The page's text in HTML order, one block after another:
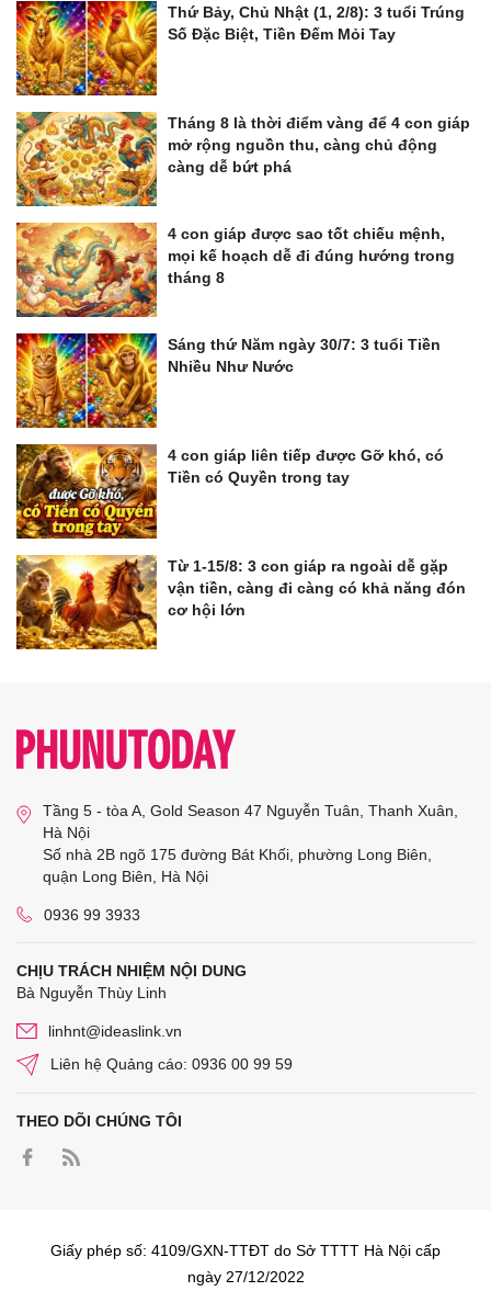
Thứ Bảy, Chủ Nhật (1, 2/8): 3 tuổi Trúng
Số Đặc Biệt, Tiền Đếm Mỏi Tay
Tháng 8 là thời điểm vàng để 4 con giáp
mở rộng nguồn thu, càng chủ động
càng dễ bứt phá
4 con giáp được sao tốt chiếu mệnh,
mọi kế hoạch dễ đi đúng hướng trong
tháng 8
Sáng thứ Năm ngày 30/7: 3 tuổi Tiền
Nhiều Như Nước
4 con giáp liên tiếp được Gỡ khó, có
Tiền có Quyền trong tay
Từ 1-15/8: 3 con giáp ra ngoài dễ gặp
vận tiền, càng đi càng có khả năng đón
cơ hội lớn
Tầng 5 - tòa A, Gold Season 47 Nguyễn Tuân, Thanh Xuân,
Hà Nội
Số nhà 2B ngõ 175 đường Bát Khối, phường Long Biên,
quận Long Biên, Hà Nội
0936 99 3933
CHỊU TRÁCH NHIỆM NỘI DUNG
Bà Nguyễn Thùy Linh
linhnt@ideaslink.vn
Liên hệ Quảng cáo: 0936 00 99 59
THEO DÕI CHÚNG TÔI
Giấy phép số: 4109/GXN-TTĐT do Sở TTTT Hà Nội cấp
ngày 27/12/2022